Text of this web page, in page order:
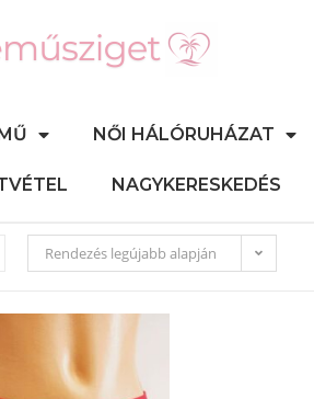
NŐI HÁLÓRUHÁZAT
NAGYKERESKEDÉS
Rendezés legújabb alapján